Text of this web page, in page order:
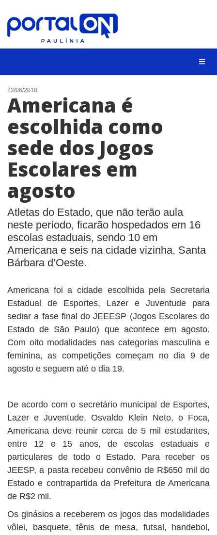
CIDADES
EVENTOS
EMPREGO
ANIVERSÁRIO DAS CIDADES
ANUNCIE
CONTATO
22/06/2018
Americana é
escolhida como
sede dos Jogos
Escolares em
agosto
Atletas do Estado, que não terão aula
neste período, ficarão hospedados em 16
escolas estaduais, sendo 10 em
Americana e seis na cidade vizinha, Santa
Bárbara d’Oeste.
Americana foi a cidade escolhida pela Secretaria
Estadual de Esportes, Lazer e Juventude para
sediar a fase final do JEEESP (Jogos Escolares do
Estado de São Paulo) que acontece em agosto.
Com oito modalidades nas categorias masculina e
feminina, as competições começam no dia 9 de
agosto e seguem até o dia 19.
De acordo com o secretário municipal de Esportes,
Lazer e Juventude, Osvaldo Klein Neto, o Foca,
Americana deve reunir cerca de 5 mil estudantes,
entre 12 e 15 anos, de escolas estaduais e
particulares de todo o Estado. Para receber os
JEESP, a pasta recebeu convênio de R$650 mil do
Estado e contrapartida da Prefeitura de Americana
de R$2 mil.
Os ginásios a receberem os jogos das modalidades
vôlei, basquete, tênis de mesa, futsal, handebol,